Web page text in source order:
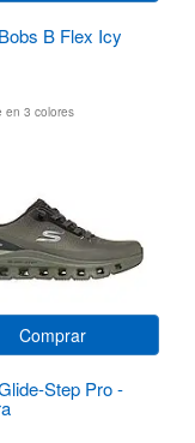
B Flex Icy
en 3 colores
Comprar
Step Pro -